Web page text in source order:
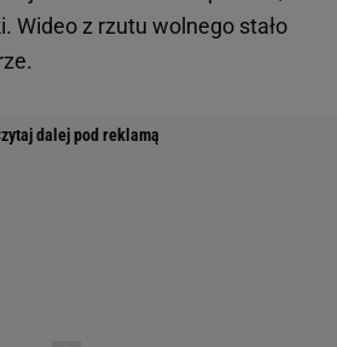
Wideo z rzutu wolnego stało